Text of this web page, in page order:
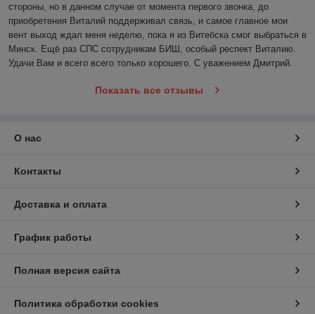
стороны, но в данном случае от момента первого звонка, до
приобретения Виталий поддерживал связь, и самое главное мои
вент выход ждал меня неделю, пока я из Витебска смог выбраться в
Минск. Ещё раз СПС сотрудникам БИШ, особый респект Виталию.
Удачи Вам и всего всего только хорошего. С уважением Дмитрий.
Показать все отзывы
О нас
Контакты
Доставка и оплата
График работы
Полная версия сайта
Политика обработки cookies